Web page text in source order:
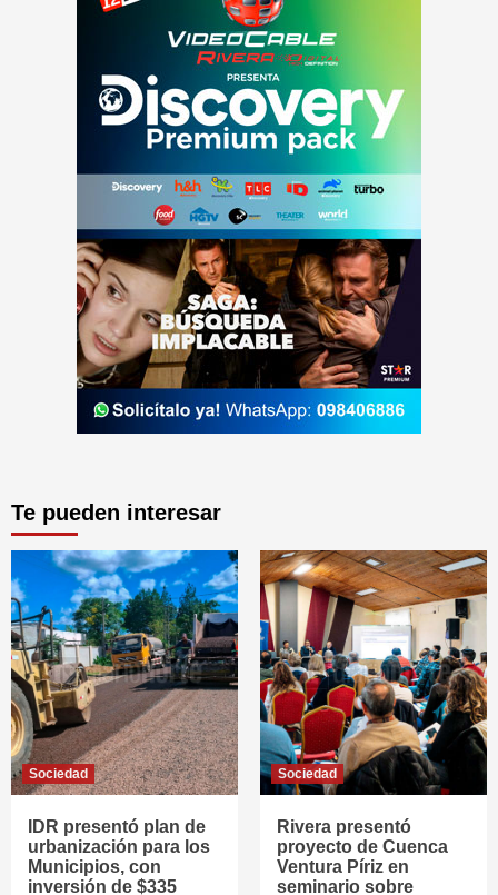
Te pueden interesar
Sociedad
IDR presentó plan de
urbanización para los
Municipios, con
inversión de $335
Sociedad
Rivera presentó
proyecto de Cuenca
Ventura Píriz en
seminario sobre